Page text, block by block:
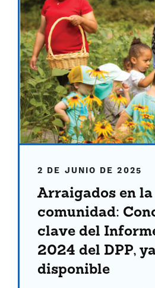
2 DE JUNIO DE 2025
Arraigados en la
comunidad:
clave del
2024 del DPP,
disponible